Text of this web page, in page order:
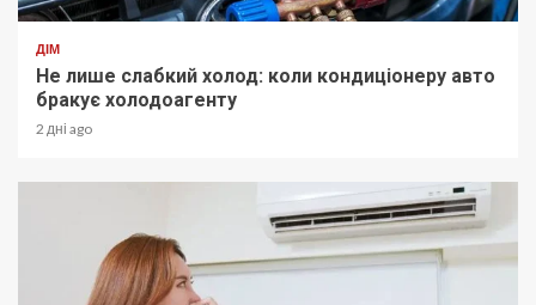
ДІМ
Не лише слабкий холод: коли кондиціонеру авто
бракує холодоагенту
2 дні ago